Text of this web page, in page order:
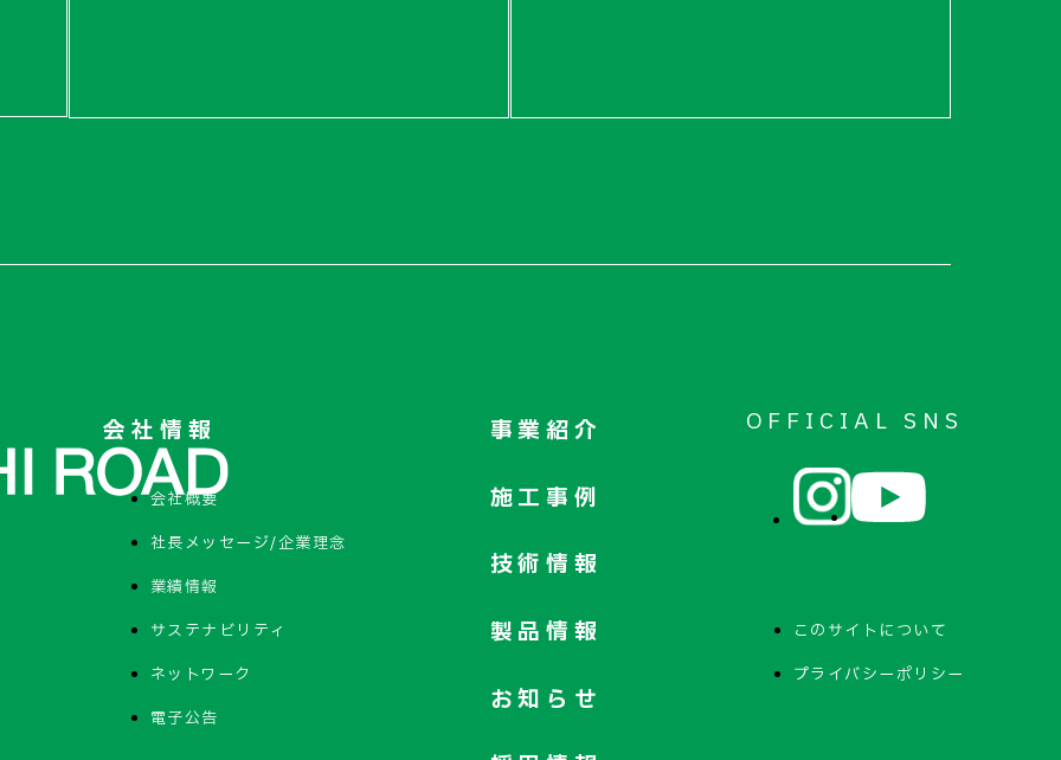
OFFICIAL SNS
会社情報
会社概要
社長メッセージ/企業理念
業績情報
サステナビリティ
ネットワーク
電子公告
事業紹介
施工事例
技術情報
製品情報
お知らせ
このサイトについて
プライバシーポリシー